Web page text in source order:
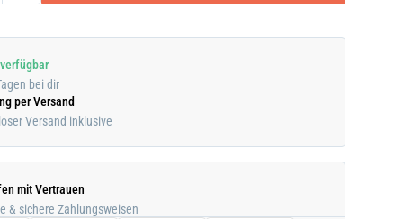
bei dir
per Versand
Versand inklusive
mit Vertrauen
& sichere Zahlungsweisen